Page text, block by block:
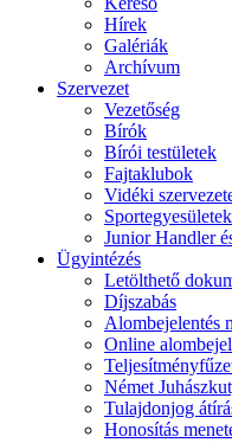
Hírek
Galériák
Archívum
Szervezet
Vezetőség
Bírók
Bírói testületek
Fajtaklubok
Vidéki
Sportegyesületek
Junior Handler
Ügyintézés
Letölthető
Díjszabás
Alombejelentés
Online
Német
Tulajdonjog
Honosítás